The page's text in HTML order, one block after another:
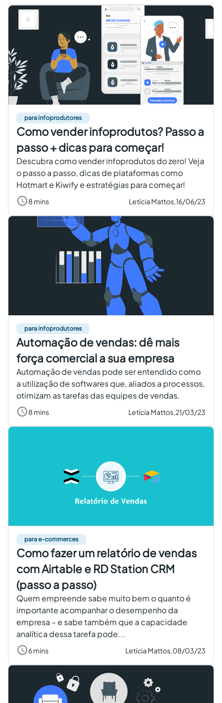
para infoprodutores
Como vender infoprodutos? Passo a
passo + dicas para começar!
Descubra como vender infoprodutos do zero! Veja
o passo a passo, dicas de plataformas como
Hotmart e Kiwify e estratégias para começar!
8 mins Letícia Mattos,16/06/23
para infoprodutores
Automação de vendas: dê mais
força comercial a sua empresa
Automação de vendas pode ser entendido como
a utilização de softwares que, aliados a processos,
otimizam as tarefas das equipes de vendas.
8 mins Letícia Mattos,21/03/23
para e-commerces
Como fazer um relatório de vendas
com Airtable e RD Station CRM
(passo a passo)
Quem empreende sabe muito bem o quanto é
importante acompanhar o desempenho da
empresa – e sabe também que a capacidade
analítica dessa tarefa pode...
6 mins Letícia Mattos,08/03/23